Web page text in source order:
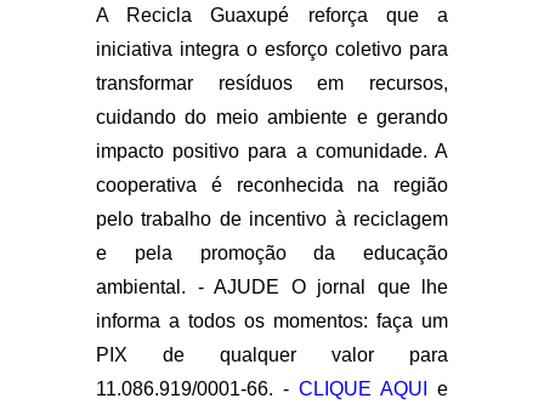
A Recicla Guaxupé reforça que a
iniciativa integra o esforço coletivo para
transformar resíduos em recursos,
cuidando do meio ambiente e gerando
impacto positivo para a comunidade. A
cooperativa é reconhecida na região
pelo trabalho de incentivo à reciclagem
e pela promoção da educação
ambiental. - AJUDE O jornal que lhe
informa a todos os momentos: faça um
PIX de qualquer valor para
11.086.919/0001-66. - CLIQUE AQUI
e